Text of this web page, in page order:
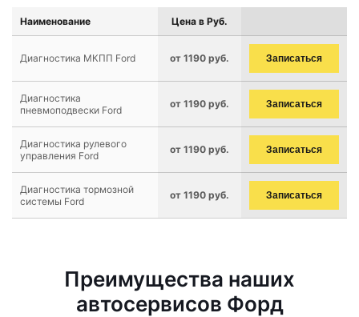
Наименование Цена в Руб.
Диагностика МКПП Ford от 1190 руб. Записаться
Диагностика
пневмоподвески Ford
от 1190 руб. Записаться
Диагностика рулевого
управления Ford
от 1190 руб. Записаться
Диагностика тормозной
системы Ford
от 1190 руб. Записаться
Преимущества наших
автосервисов Форд